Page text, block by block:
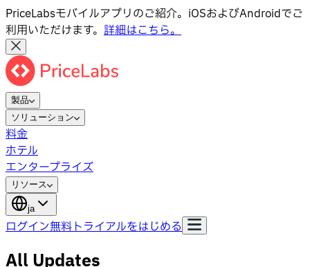
PriceLabsモバイルアプリのご紹介。iOSおよびAndroidでご
利用いただけます。 詳細はこちら。
製品
ソリューション
料金
ホテル
エンタープライズ
リソース
ja
ログイン無料トライアルをはじめる
All Updates